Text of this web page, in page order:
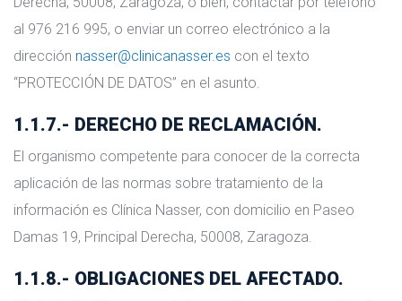
al 976 216 995, o enviar un correo electrónico a la
dirección nasser@clinicanasser.es con el texto
“PROTECCIÓN DE DATOS” en el asunto.
1.1.7.- DERECHO DE RECLAMACIÓN.
El organismo competente para conocer de la correcta
aplicación de las normas sobre tratamiento de la
información es Clínica Nasser, con domicilio en Paseo
Damas 19, Principal Derecha, 50008, Zaragoza.
1.1.8.- OBLIGACIONES DEL AFECTADO.